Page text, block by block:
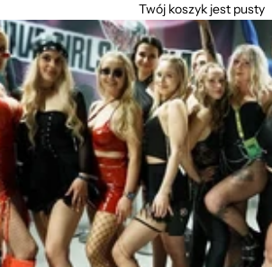
Twój koszyk jest pusty